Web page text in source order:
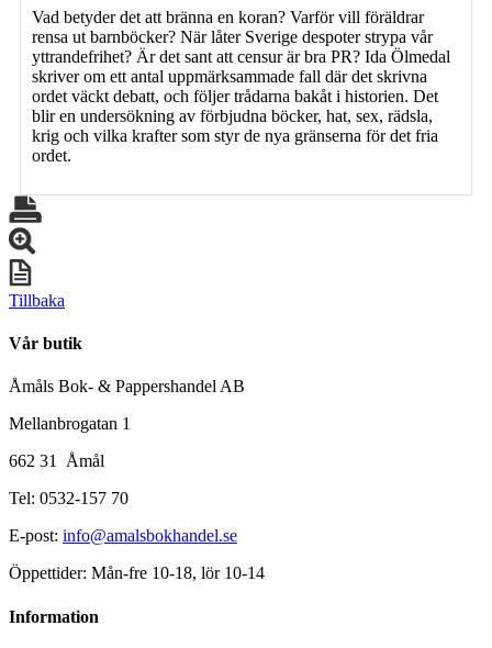
Vad betyder det att bränna en koran? Varför vill föräldrar
rensa ut barnböcker? När låter Sverige despoter strypa vår
yttrandefrihet? Är det sant att censur är bra PR? Ida Ölmedal
skriver om ett antal uppmärksammade fall där det skrivna
ordet väckt debatt, och följer trådarna bakåt i historien. Det
blir en undersökning av förbjudna böcker, hat, sex, rädsla,
krig och vilka krafter som styr de nya gränserna för det fria
ordet.
Tillbaka
Vår butik
Åmåls Bok- & Pappershandel AB
Mellanbrogatan 1
662 31 Åmål
Tel: 0532-157 70
E-post: info@amalsbokhandel.se
Öppettider: Mån-fre 10-18, lör 10-14
Information